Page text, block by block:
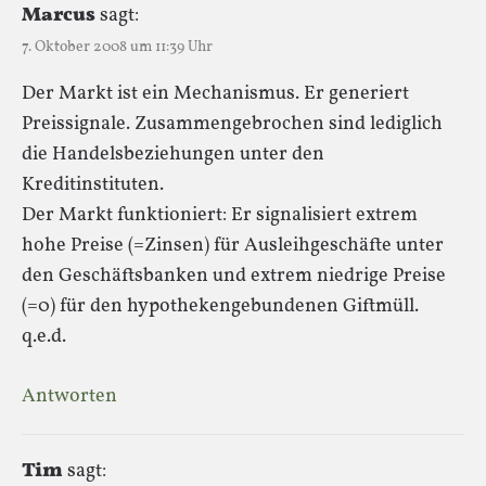
Marcussagt:
7. Oktober 2008 um 11:39 Uhr
Der Markt ist ein Mechanismus. Er generiert
Preissignale. Zusammengebrochen sind lediglich
die Handelsbeziehungen unter den
Kreditinstituten.
Der Markt funktioniert: Er signalisiert extrem
hohe Preise (=Zinsen) für Ausleihgeschäfte unter
den Geschäftsbanken und extrem niedrige Preise
(=0) für den hypothekengebundenen Giftmüll.
q.e.d.
Antworten
Timsagt: